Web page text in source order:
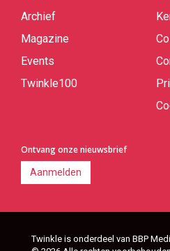
Archief
Magazine
Events
Twinkle100
Ontvang onze nieuwsbrief
Aanmelden
Twinkle is onderdeel van BBP